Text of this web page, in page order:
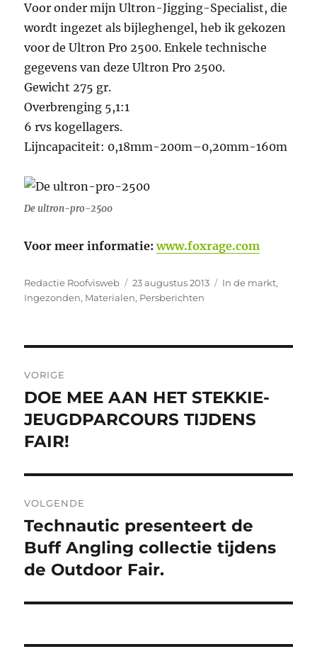
Voor onder mijn Ultron-Jigging-Specialist, die
wordt ingezet als bijleghengel, heb ik gekozen
voor de Ultron Pro 2500. Enkele technische
gegevens van deze Ultron Pro 2500.
Gewicht 275 gr.
Overbrenging 5,1:1
6 rvs kogellagers.
Lijncapaciteit: 0,18mm-200m–0,20mm-160m
De ultron-pro-2500
Voor meer informatie:www.foxrage.com
Auteur
Redactie Roofvisweb
Geplaatst
op
23 augustus 2013 Categorieën
In de markt,
Ingezonden, Materialen, Persberichten
navigatie
VORIGE
Vorig
bericht:
DOE MEE AAN HET STEKKIE-
JEUGDPARCOURS TIJDENS
FAIR!
VOLGENDE
Volgend
bericht:
Technautic presenteert de
Buff Angling collectie tijdens
de Outdoor Fair.